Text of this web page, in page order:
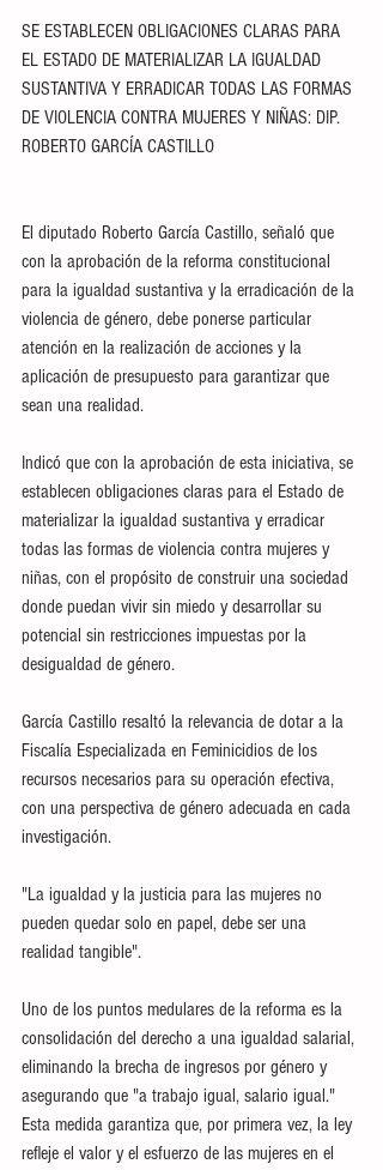
SE ESTABLECEN OBLIGACIONES CLARAS PARA
EL ESTADO DE MATERIALIZAR LA IGUALDAD
SUSTANTIVA Y ERRADICAR TODAS LAS FORMAS
DE VIOLENCIA CONTRA MUJERES Y NIÑAS: DIP.
ROBERTO GARCÍA CASTILLO
El diputado Roberto García Castillo, señaló que
con la aprobación de la reforma constitucional
para la igualdad sustantiva y la erradicación de la
violencia de género, debe ponerse particular
atención en la realización de acciones y la
aplicación de presupuesto para garantizar que
sean una realidad.
Indicó que con la aprobación de esta iniciativa, se
establecen obligaciones claras para el Estado de
materializar la igualdad sustantiva y erradicar
todas las formas de violencia contra mujeres y
niñas, con el propósito de construir una sociedad
donde puedan vivir sin miedo y desarrollar su
potencial sin restricciones impuestas por la
desigualdad de género.
García Castillo resaltó la relevancia de dotar a la
Fiscalía Especializada en Feminicidios de los
recursos necesarios para su operación efectiva,
con una perspectiva de género adecuada en cada
investigación.
"La igualdad y la justicia para las mujeres no
pueden quedar solo en papel, debe ser una
realidad tangible".
Uno de los puntos medulares de la reforma es la
consolidación del derecho a una igualdad salarial,
eliminando la brecha de ingresos por género y
asegurando que "a trabajo igual, salario igual."
Esta medida garantiza que, por primera vez, la ley
refleje el valor y el esfuerzo de las mujeres en el